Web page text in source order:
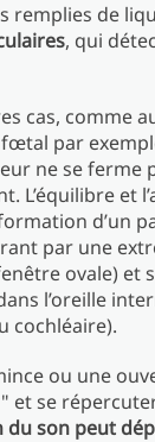
remplies de
, qui
cas, comme
par
ne se ferme
L’équilibre et
d’un
par une
ovale) et
l’oreille
cochléaire).
ou une
et se
du son peut